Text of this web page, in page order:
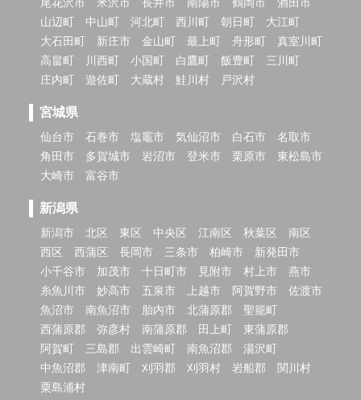
山辺町
中山町 河北町 西川町 朝日町
大江町
大石田町
新庄市 金山町 最上町 舟形町
真室川町
高畠町
川西町 小国町 白鷹町 飯豊町
三川町
庄内町
遊佐町 大蔵村 鮭川村 戸沢村
宮城県
仙台市 石巻市 塩竈市 気仙沼市 白石市
名取市
角田市
多賀城市 岩沼市 登米市 栗原市
東松島市
大崎市
富谷市
新潟県
新潟市 北区 東区 中央区 江南区 秋葉区
南区
西区
西蒲区 長岡市 三条市 柏崎市
新発田市
小千谷市
加茂市 十日町市 見附市 村上市
燕市
糸魚川市
妙高市 五泉市 上越市 阿賀野市
佐渡市
魚沼市
南魚沼市 胎内市 北蒲原郡
聖籠町
西蒲原郡
弥彦村 南蒲原郡 田上町
東蒲原郡
阿賀町
三島郡 出雲崎町 南魚沼郡
湯沢町
中魚沼郡
津南町 刈羽郡 刈羽村 岩船郡
関川村
粟島浦村